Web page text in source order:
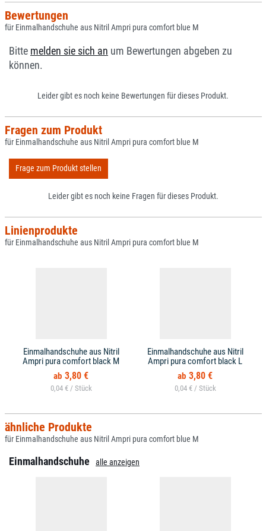
Bewertungen
für Einmalhandschuhe aus Nitril Ampri pura comfort blue M
Bitte melden sie sich an um Bewertungen abgeben zu
können.
Leider gibt es noch keine Bewertungen für dieses Produkt.
Fragen zum Produkt
für Einmalhandschuhe aus Nitril Ampri pura comfort blue M
Frage zum Produkt stellen
Leider gibt es noch keine Fragen für dieses Produkt.
Linienprodukte
für Einmalhandschuhe aus Nitril Ampri pura comfort blue M
Einmalhandschuhe aus Nitril
Ampri pura comfort black M
3,80 €
0,04 € /
Einmalhandschuhe aus Nitril
Ampri pura comfort black L
3,80 €
0,04 € /
ähnliche Produkte
für Einmalhandschuhe aus Nitril Ampri pura comfort blue M
Einmalhandschuhe alle anzeigen